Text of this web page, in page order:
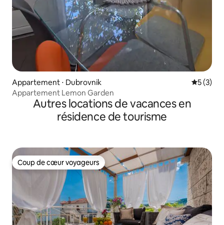
Appartement ⋅ Dubrovnik
5 (3)
Appartement Lemon Garden
Autres locations de vacances en
résidence de tourisme
Coup de cœur voyageurs
Coup de cœur voyageurs